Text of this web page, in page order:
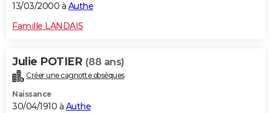
13/03/2000 à Authe
Famille LANDAIS
Julie POTIER (88 ans)
Créer une cagnotte obsèques
Naissance
30/04/1910 à Authe